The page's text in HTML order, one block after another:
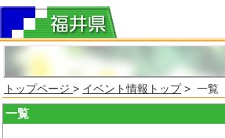
トップページ > イベント情報トップ> 一覧
一覧